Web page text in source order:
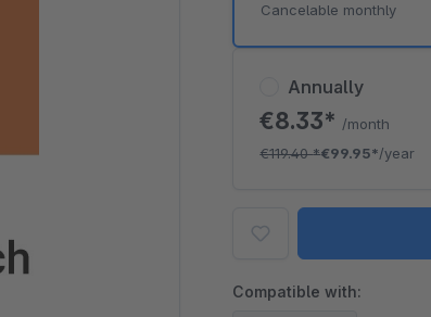
Annually
€8.33* /month
€119.40*€99.95*/year
Cancelable monthly
Compatible with: